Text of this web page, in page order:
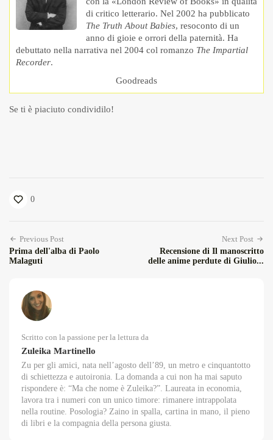
di critico letterario. Nel 2002 ha pubblicato
The Truth About Babies, resoconto di un
anno di gioie e orrori della paternità. Ha
debuttato nella narrativa nel 2004 col romanzo The Impartial
Recorder.
Goodreads
Se ti è piaciuto condividilo!
0
Previous Post
Prima dell'alba di Paolo
Malaguti
Next Post
Recensione di Il manoscritto
delle anime perdute di Giulio...
Scritto con la passione per la lettura da
Zuleika Martinello
Zu per gli amici, nata nell’agosto dell’89, un metro e cinquantotto
di schiettezza e autoironia. La domanda a cui non ha mai saputo
rispondere è: “Ma che nome è Zuleika?”. Laureata in economia,
lavora tra i numeri con un unico timore: rimanere intrappolata
nella routine. Posologia? Zaino in spalla, cartina in mano, il pieno
di libri e la compagnia della persona giusta.